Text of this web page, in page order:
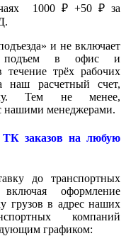
1000 ₽ +50 ₽ за
и не включает
подъем в офис и
течение трёх рабочих
наш расчетный счет,
Тем не менее,
нашими менеджерами.
ТК заказов на любую
до транспортных
оформление
грузов в адрес наших
компаний
графиком: